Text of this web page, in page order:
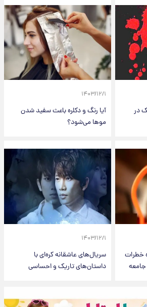
در
۱۴۰۳/۱۲/۱
آیا رنگ و دکلره باعث سفید شدن
موها می‌شود؟
خطرات
جامعه
۱۴۰۳/۱۲/۱
سریال‌های عاشقانه کره‌ای با
داستان‌های تاریک و احساسی